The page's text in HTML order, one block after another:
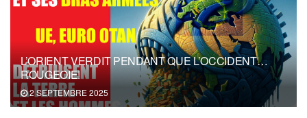
L’ORIENT VERDIT PENDANT QUE L’OCCIDENT…
ROUGEOIE!
2 SEPTEMBRE 2025